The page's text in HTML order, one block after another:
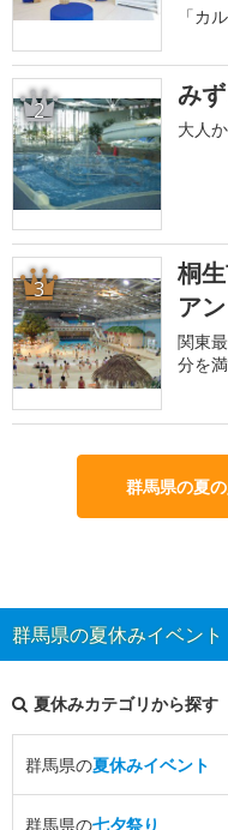
「カ
2 み
大人
3
桐
ア
関東
分を
群馬県の夏
群馬県の夏休みイベン
夏休みカテゴリから探す
群馬県の夏休みイベント
群馬県の七夕祭り